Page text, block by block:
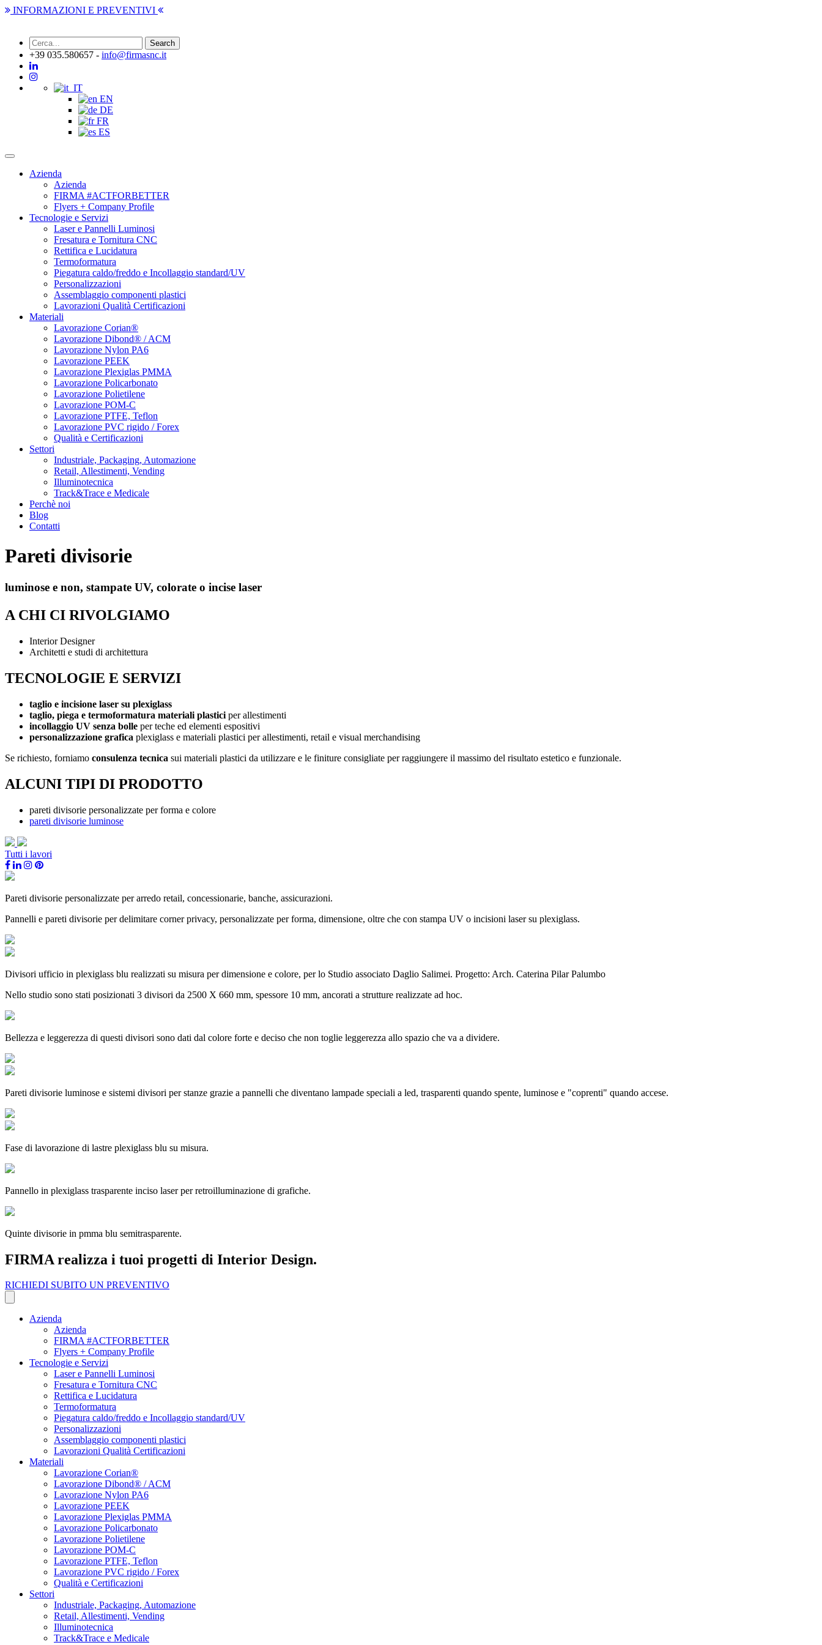
INFORMAZIONI E PREVENTIVI
+39 035.580657 - info@firmasnc.it
IT
EN
DE
FR
ES
Toggle
navigationAzienda
Azienda
FIRMA #ACTFORBETTER
Flyers + Company Profile
Tecnologie e Servizi
Laser e Pannelli Luminosi
Fresatura e Tornitura CNC
Rettifica e Lucidatura
Termoformatura
Piegatura caldo/freddo e Incollaggio standard/UV
Personalizzazioni
Assemblaggio componenti plastici
Lavorazioni Qualità Certificazioni
Materiali
Lavorazione Corian®
Lavorazione Dibond® / ACM
Lavorazione Nylon PA6
Lavorazione PEEK
Lavorazione Plexiglas PMMA
Lavorazione Policarbonato
Lavorazione Polietilene
Lavorazione POM-C
Lavorazione PTFE, Teflon
Lavorazione PVC rigido / Forex
Qualità e Certificazioni
Settori
Industriale, Packaging, Automazione
Retail, Allestimenti, Vending
Illuminotecnica
Track&Trace e Medicale
Perchè noi
Blog
Contatti
Pareti divisorie
luminose e non, stampate UV, colorate o incise laser
A CHI CI RIVOLGIAMO
Interior Designer
Architetti e studi di architettura
TECNOLOGIE E SERVIZI
taglio e incisione laser su plexiglass
taglio, piega e termoformatura materiali plastici per allestimenti
incollaggio UV senza bolle per teche ed elementi espositivi
personalizzazione grafica plexiglass e materiali plastici per allestimenti, retail e visual merchandising
Se richiesto, forniamo consulenza tecnica sui materiali plastici da utilizzare e le finiture consigliate per raggiungere il massimo del risultato estetico e funzionale.
ALCUNI TIPI DI PRODOTTO
pareti divisorie personalizzate per forma e colore
pareti divisorie luminose
Tutti i lavori
Pareti divisorie personalizzate per arredo retail, concessionarie, banche, assicurazioni.
Pannelli e pareti divisorie per delimitare corner privacy, personalizzate per forma, dimensione, oltre che con stampa UV o incisioni laser su plexiglass.
Divisori ufficio in plexiglass blu realizzati su misura per dimensione e colore, per lo Studio associato Daglio Salimei. Progetto: Arch. Caterina Pilar Palumbo
Nello studio sono stati posizionati 3 divisori da 2500 X 660 mm, spessore 10 mm, ancorati a strutture realizzate ad hoc.
Bellezza e leggerezza di questi divisori sono dati dal colore forte e deciso che non toglie leggerezza allo spazio che va a dividere.
Pareti divisorie luminose e sistemi divisori per stanze grazie a pannelli che diventano lampade speciali a led, trasparenti quando spente, luminose e "coprenti" quando accese.
Fase di lavorazione di lastre plexiglass blu su misura.
Pannello in plexiglass trasparente inciso laser per retroilluminazione di grafiche.
Quinte divisorie in pmma blu semitrasparente.
FIRMA realizza i tuoi progetti di Interior Design.
RICHIEDI SUBITO UN PREVENTIVO
Azienda
Azienda
FIRMA #ACTFORBETTER
Flyers + Company Profile
Tecnologie e Servizi
Laser e Pannelli Luminosi
Fresatura e Tornitura CNC
Rettifica e Lucidatura
Termoformatura
Piegatura caldo/freddo e Incollaggio standard/UV
Personalizzazioni
Assemblaggio componenti plastici
Lavorazioni Qualità Certificazioni
Materiali
Lavorazione Corian®
Lavorazione Dibond® / ACM
Lavorazione Nylon PA6
Lavorazione PEEK
Lavorazione Plexiglas PMMA
Lavorazione Policarbonato
Lavorazione Polietilene
Lavorazione POM-C
Lavorazione PTFE, Teflon
Lavorazione PVC rigido / Forex
Qualità e Certificazioni
Settori
Industriale, Packaging, Automazione
Retail, Allestimenti, Vending
Illuminotecnica
Track&Trace e Medicale